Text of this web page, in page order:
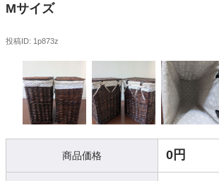
Mサイズ
投稿ID: 1p873z
商品価格 0円